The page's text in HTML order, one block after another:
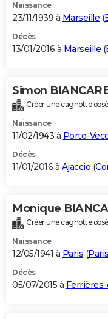
Naissance
23/11/1939 à Marseille (
Décès
13/01/2016 à Marseille (
Simon
Créer une cagnotte
Naissance
11/02/1943 à Porto-
Décès
11/01/2016 à Ajaccio (
Monique
Créer une cagnotte
Naissance
12/05/1941 à Paris (Paris
Décès
05/07/2015 à